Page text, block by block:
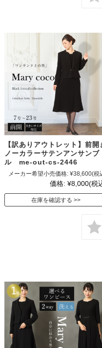
【訳ありアウトレット】前開
ノーカラーサテンアンサンブ
ル me-out-cs-2446
メーカー希望小売価格: ¥38,600(税
価格: ¥8,000(税
在庫を確認する